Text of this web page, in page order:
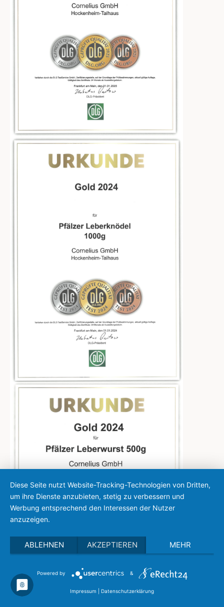
Diese Seite nutzt Website-Tracking-Technologien von Dritten,
um ihre Dienste anzubieten, stetig zu verbessern und
Werbung entsprechend den Interessen der Nutzer
anzuzeigen.
ABLEHNEN AKZEPTIEREN MEHR
Powered by &
Impressum Datenschutzerklärung